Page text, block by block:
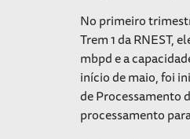
No primeiro
Trem 1 da RNEST,
mbpd e a
início de maio, foi
de Processamento
processamento